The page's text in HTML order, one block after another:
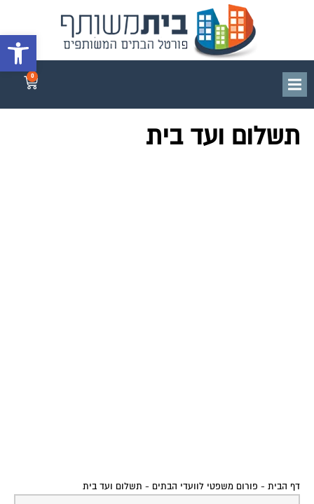
פתח
0
תשלום ועד בית
דף הבית - פורום משפטי לוועדי הבתים - תשלום ועד בית